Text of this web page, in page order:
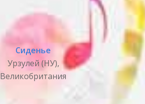
Сиденье
Урзулей (НУ),
Великобритания